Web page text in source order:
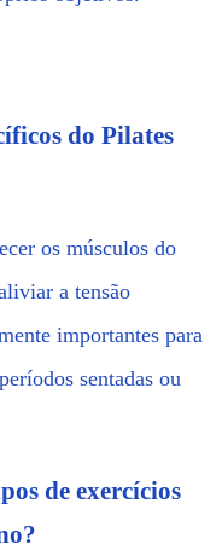
do Pilates
os músculos do
a tensão
importantes para
sentadas ou
de exercícios